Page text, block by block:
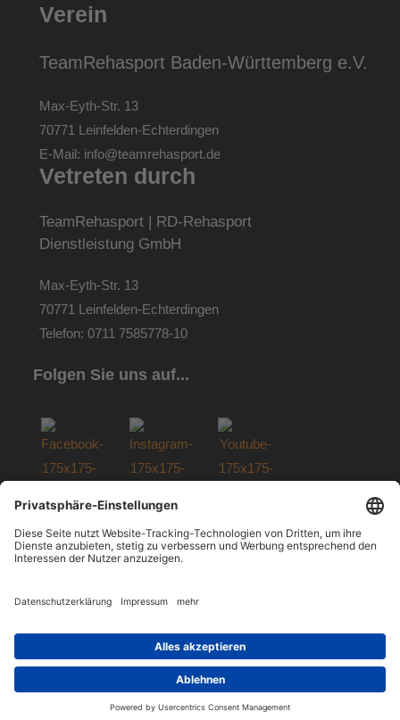
Verein
TeamRehasport Baden-Württemberg e.V.
Max-Eyth-Str. 13
70771 Leinfelden-Echterdingen
E-Mail: info@teamrehasport.de
Vetreten durch
TeamRehasport | RD-Rehasport
Dienstleistung GmbH
Max-Eyth-Str. 13
70771 Leinfelden-Echterdingen
Telefon: 0711 7585778-10
Folgen Sie uns auf...
Copyright © 2026 Alle Rechte vorbehalten.
Datenschutz I Impressum